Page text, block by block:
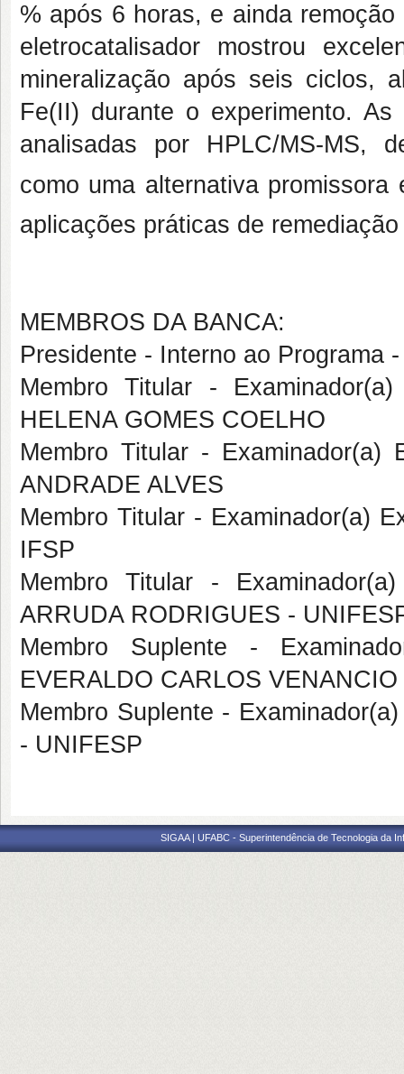
% após 6 horas, e ainda
eletrocatalisador mostrou
mineralização após seis ciclos,
Fe(II) durante o experimento.
analisadas por HPLC/MS-MS,
como uma alternativa
aplicações práticas de
MEMBROS DA BANCA:
Presidente - Interno ao Programa
Membro Titular -
HELENA GOMES COELHO
Membro Titular -
ANDRADE ALVES
Membro Titular - Examinador(a)
IFSP
Membro Titular -
ARRUDA RODRIGUES -
Membro Suplente -
EVERALDO CARLOS VENANCIO
Membro Suplente -
- UNIFESP
SIGAA | UFABC - Superintendência de Tecnologia da